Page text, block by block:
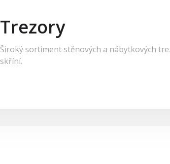
Trezory
Široký sortiment stěnových a nábytkových
skříní.